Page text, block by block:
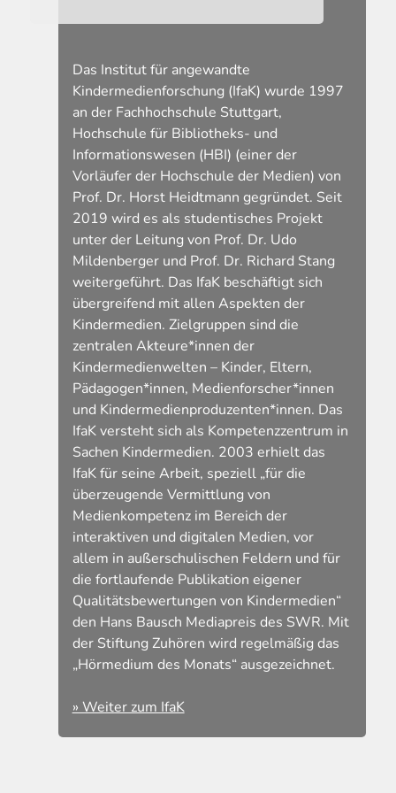
Das Institut für angewandte
Kindermedienforschung (IfaK) wurde 1997
an der Fachhochschule Stuttgart,
Hochschule für Bibliotheks- und
Informationswesen (HBI) (einer der
Vorläufer der Hochschule der Medien) von
Prof. Dr. Horst Heidtmann gegründet. Seit
2019 wird es als studentisches Projekt
unter der Leitung von Prof. Dr. Udo
Mildenberger und Prof. Dr. Richard Stang
weitergeführt. Das IfaK beschäftigt sich
übergreifend mit allen Aspekten der
Kindermedien. Zielgruppen sind die
zentralen Akteure*innen der
Kindermedienwelten – Kinder, Eltern,
Pädagogen*innen, Medienforscher*innen
und Kindermedienproduzenten*innen. Das
IfaK versteht sich als Kompetenzzentrum in
Sachen Kindermedien. 2003 erhielt das
IfaK für seine Arbeit, speziell „für die
überzeugende Vermittlung von
Medienkompetenz im Bereich der
interaktiven und digitalen Medien, vor
allem in außerschulischen Feldern und für
die fortlaufende Publikation eigener
Qualitätsbewertungen von Kindermedien“
den Hans Bausch Mediapreis des SWR. Mit
der Stiftung Zuhören wird regelmäßig das
„Hörmedium des Monats“ ausgezeichnet.
» Weiter zum IfaK